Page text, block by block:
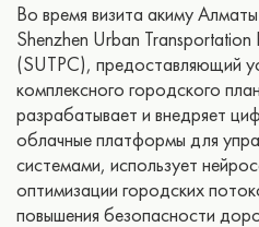
Во время визита акиму
Shenzhen Urban Transportation
(SUTPC), предоставляющий
комплексного городского
разрабатывает и внедряет
облачные платформы для
системами, использует
оптимизации городских
повышения безопасности